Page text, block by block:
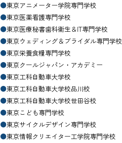
●東京アニメーター学院専門学校
●東京医薬看護専門学校
●東京医療秘書歯科衛生＆IT専門学校
●東京ウェディング＆ブライダル専門学校
●東京栄養食糧専門学校
●東京クールジャパン・アカデミー
●東京工科自動車大学校
●東京工科自動車大学校品川校
●東京工科自動車大学校世田谷校
●東京こども専門学校
●東京サイクルデザイン専門学校
●東京情報クリエイター工学院専門学校